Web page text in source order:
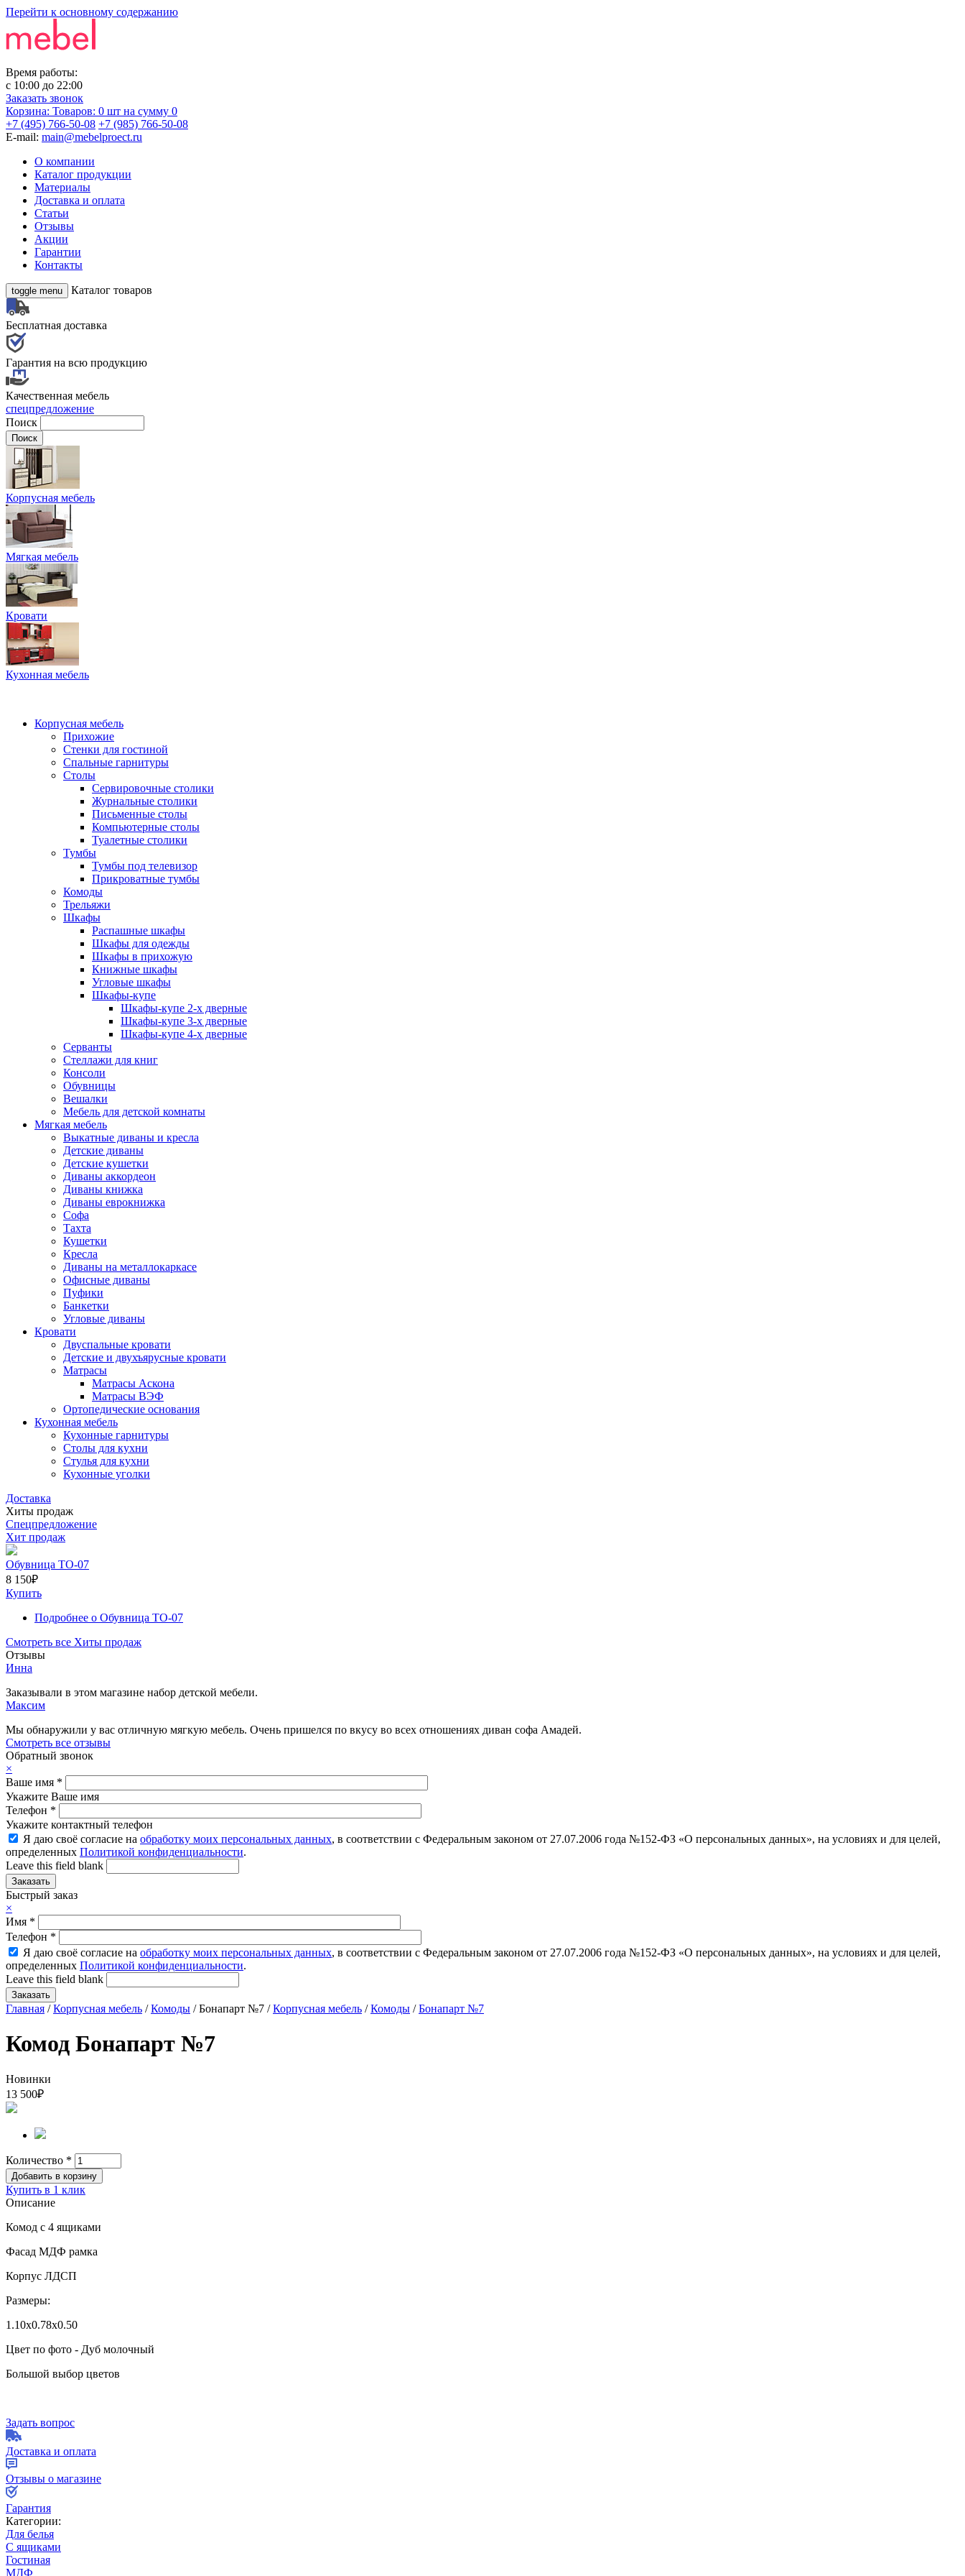
Перейти к основному содержанию
Время работы:
с 10:00 до 22:00
Заказать звонок
Корзина: Товаров: 0 шт на сумму 0
+7 (495) 766-50-08 +7 (985) 766-50-08
E-mail: main@mebelproect.ru
О компании
Каталог продукции
Материалы
Доставка и оплата
Статьи
Отзывы
Акции
Гарантии
Контакты
toggle menu Каталог товаров
Бесплатная доставка
Гарантия на всю продукцию
Качественная мебель
спецпредложение
Поиск
Корпусная мебель
Мягкая мебель
Кровати
Кухонная мебель
Корпусная мебель
Прихожие
Стенки для гостиной
Спальные гарнитуры
Столы
Сервировочные столики
Журнальные столики
Письменные столы
Компьютерные столы
Туалетные столики
Тумбы
Тумбы под телевизор
Прикроватные тумбы
Комоды
Трельяжи
Шкафы
Распашные шкафы
Шкафы для одежды
Шкафы в прихожую
Книжные шкафы
Угловые шкафы
Шкафы-купе
Шкафы-купе 2-x дверные
Шкафы-купе 3-х дверные
Шкафы-купе 4-х дверные
Серванты
Стеллажи для книг
Консоли
Обувницы
Вешалки
Мебель для детской комнаты
Мягкая мебель
Выкатные диваны и кресла
Детские диваны
Детские кушетки
Диваны аккордеон
Диваны книжка
Диваны еврокнижка
Софа
Тахта
Кушетки
Кресла
Диваны на металлокаркасе
Офисные диваны
Пуфики
Банкетки
Угловые диваны
Кровати
Двуспальные кровати
Детские и двухъярусные кровати
Матрасы
Матрасы Аскона
Матрасы ВЭФ
Ортопедические основания
Кухонная мебель
Кухонные гарнитуры
Столы для кухни
Стулья для кухни
Кухонные уголки
Доставка
Хиты продаж
Спецпредложение
Хит продаж
Обувница ТО-07
8 150₽
Купить
Подробнее о Обувница ТО-07
Смотреть все Хиты продаж
Отзывы
Инна
Заказывали в этом магазине набор детской мебели.
Максим
Мы обнаружили у вас отличную мягкую мебель. Очень пришелся по вкусу во всех отношениях диван софа Амадей.
Смотреть все отзывы
Обратный звонок
×
Ваше имя *
Укажите Ваше имя
Телефон *
Укажите контактный телефон
Я даю своё согласие на обработку моих персональных данных, в соответствии с Федеральным законом от 27.07.2006 года №152-ФЗ «О персональных данных», на условиях и для целей,
определенных Политикой конфиденциальности.
Leave this field blank
Быстрый заказ
×
Имя *
Телефон *
Я даю своё согласие на обработку моих персональных данных, в соответствии с Федеральным законом от 27.07.2006 года №152-ФЗ «О персональных данных», на условиях и для целей,
определенных Политикой конфиденциальности.
Leave this field blank
Главная /Корпусная мебель /Комоды / Бонапарт №7 /Корпусная мебель /Комоды /Бонапарт №7
Комод Бонапарт №7
Новинки
13 500₽
Количество *
Купить в 1 клик
Описание
Комод с 4 ящиками
Фасад МДФ рамка
Корпус ЛДСП
Размеры:
1.10х0.78х0.50
Цвет по фото - Дуб молочный
Большой выбор цветов
Задать вопрос
Доставка и оплата
Отзывы о магазине
Гарантия
Категории:
Для белья
С ящиками
Гостиная
МДФ